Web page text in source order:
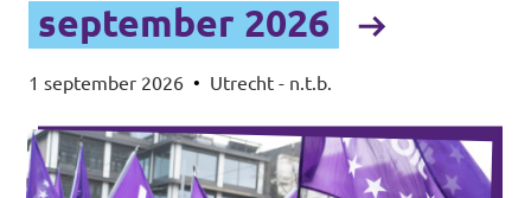
september 2026
1 september 2026 • Utrecht - n.t.b.